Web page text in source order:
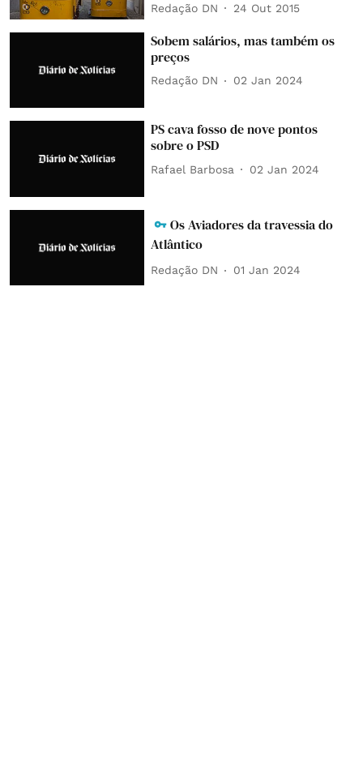
Redação DN 24 Out 2015
Sobem salários, mas também os
preços
Redação DN 02 Jan 2024
PS cava fosso de nove pontos
sobre o PSD
Rafael Barbosa 02 Jan 2024
Os Aviadores da travessia do
Atlântico
Redação DN 01 Jan 2024